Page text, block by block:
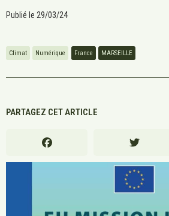
Publié le 29/03/24
Climat Numérique France MARSEILLE
PARTAGEZ CET ARTICLE